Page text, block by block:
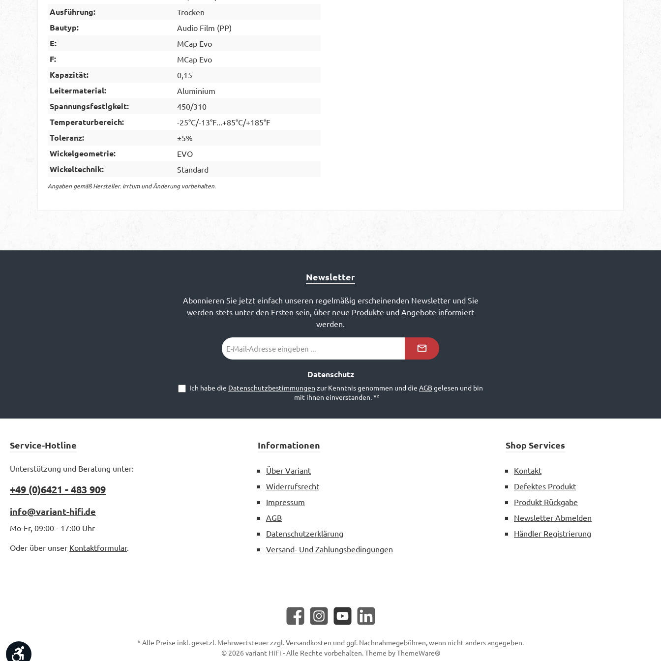
Ausführung: Trocken
Bautyp: Audio Film (PP)
E: MCap Evo
F: MCap Evo
Kapazität: 0,15
Leitermaterial: Aluminium
Spannungsfestigkeit: 450/310
Temperaturbereich: -25°C/-13°F...+85°C/+185°F
Toleranz: ±5%
Wickelgeometrie: EVO
Wickeltechnik: Standard
Angaben gemäß Hersteller. Irrtum und Änderung vorbehalten.
Newsletter
Abonnieren Sie jetzt einfach unseren regelmäßig erscheinenden Newsletter und Sie
werden stets unter den Ersten sein, über neue Produkte und Angebote informiert
werden.
E-
Mail-
Datenschutz
Ich habe die Datenschutzbestimmungen zur Kenntnis genommen und die AGBgelesen und bin
mit ihnen einverstanden.*²
Service-Hotline
Unterstützung und Beratung unter:
+49 (0)6421 - 483 909
info@variant-hifi.de
Mo-Fr, 09:00 - 17:00 Uhr
Oder über unser Kontaktformular.
Informationen
Über Variant
Widerrufsrecht
Impressum
AGB
Datenschutzerklärung
Versand- Und Zahlungsbedingungen
Shop Services
Kontakt
Defektes Produkt
Produkt Rückgabe
Newsletter Abmelden
Händler Registrierung
Facebook InstagramYouTube LinkedIn
* Alle Preise inkl. gesetzl. Mehrwertsteuer zzgl.Versandkosten und ggf. Nachnahmegebühren, wenn nicht anders angegeben.
© 2026 variant HiFi - Alle Rechte vorbehalten. Theme byThemeWare®
Werkzeugleiste anzeigen